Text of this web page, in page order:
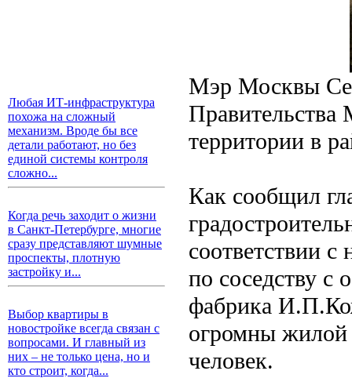
Любая ИТ-инфраструктура
похожа на сложный
механизм. Вроде бы все
детали работают, но без
единой системы контроля
сложно...
Когда речь заходит о жизни
в Санкт-Петербурге, многие
сразу представляют шумные
проспекты, плотную
застройку и...
Выбор квартиры в
новостройке всегда связан с
вопросами. И главный из
них – не только цена, но и
кто строит, когда...
Мэр Москвы
территории в
Как сообщил
соответствии
по соседству с
фабрика
огромны жилой
человек.